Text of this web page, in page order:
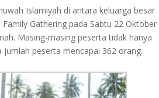
Islamiyah di antara keluarga besar
Gathering pada Sabtu 22 Oktober
Masing-masing peserta tidak hanya
peserta mencapai 362 orang.